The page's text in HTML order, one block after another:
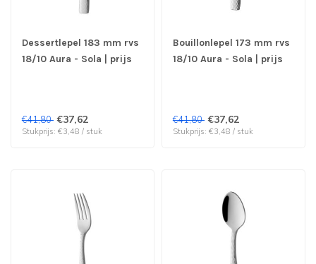
Dessertlepel 183 mm rvs
18/10 Aura - Sola | prijs
€41,80 €37,62
Stukprijs: €3,48 / stuk
Bouillonlepel 173 mm rvs
18/10 Aura - Sola | prijs
€41,80 €37,62
Stukprijs: €3,48 / stuk